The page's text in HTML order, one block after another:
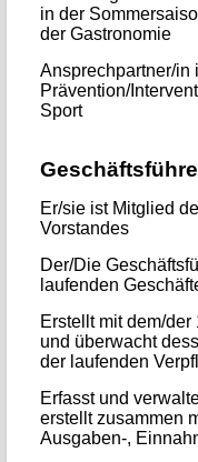
in der
der Gastronomie
Ansprechpartner/in
Prävention/
Sport
Er/sie ist Mitglied
Vorstandes
Der/Die
laufenden
Erstellt mit dem/
und überwacht
der laufenden
Erfasst und
erstellt zusammen
Ausgaben-,